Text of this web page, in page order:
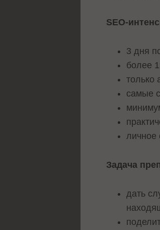
SEO-
3 дня
более
только
самые
личное
Задача
дать